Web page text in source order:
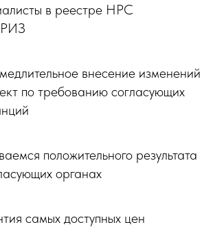
в реестре НРС
внесение изменений
по требованию согласующих
положительного результата
органах
самых доступных цен